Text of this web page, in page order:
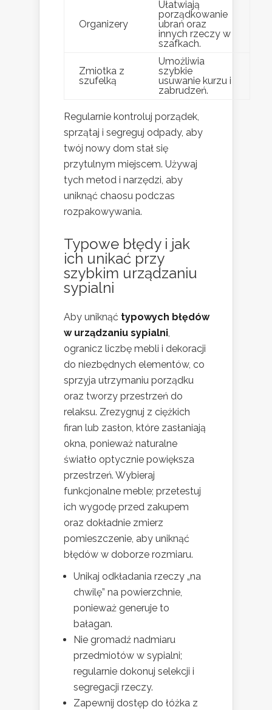
Organizery
Ułatwiają
porządkowanie
ubrań oraz
innych rzeczy w
szafkach.
Zmiotka z
szufelką
Umożliwia
szybkie
usuwanie kurzu i
zabrudzeń.
Regularnie kontroluj porządek,
sprzątaj i segreguj odpady, aby
twój nowy dom stał się
przytulnym miejscem. Używaj
tych metod i narzędzi, aby
uniknąć chaosu podczas
rozpakowywania.
Typowe błędy i jak
ich unikać przy
szybkim urządzaniu
sypialni
Aby uniknąć typowych błędów
w urządzaniu sypialni,
ogranicz liczbę mebli i dekoracji
do niezbędnych elementów, co
sprzyja utrzymaniu porządku
oraz tworzy przestrzeń do
relaksu. Zrezygnuj z ciężkich
firan lub zasłon, które zasłaniają
okna, ponieważ naturalne
światło optycznie powiększa
przestrzeń. Wybieraj
funkcjonalne meble; przetestuj
ich wygodę przed zakupem
oraz dokładnie zmierz
pomieszczenie, aby uniknąć
błędów w doborze rozmiaru.
Unikaj odkładania rzeczy „na
chwilę” na powierzchnie,
ponieważ generuje to
bałagan.
Nie gromadź nadmiaru
przedmiotów w sypialni;
regularnie dokonuj selekcji i
segregacji rzeczy.
Zapewnij dostęp do łóżka z